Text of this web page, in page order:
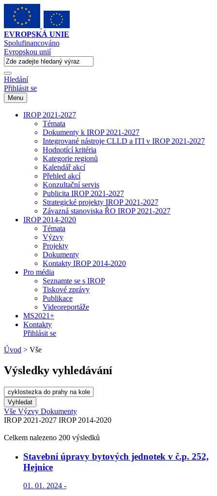
EVROPSKÁ UNIE
Spolufinancováno
Evropskou unií
Hledání
Přihlásit se
Menu
IROP 2021-2027
Témata
Dokumenty k IROP 2021-2027
Integrované nástroje CLLD a ITI v IROP 2021-2027
Hodnotící kritéria
Kategorie regionů
Kalendář akcí
Přehled akcí
Konzultační servis
Publicita IROP 2021-2027
Strategické projekty IROP 2021-2027
Závazná stanoviska ŘO IROP 2021-2027
IROP 2014-2020
Témata
Výzvy
Projekty
Dokumenty
Kontakty IROP 2014-2020
Pro média
Seznamte se s IROP
Tiskové zprávy
Publikace
Videoreportáže
MS2021+
Kontakty
Přihlásit se
Úvod > Vše
Výsledky vyhledávání
Vše Výzvy Dokumenty
IROP 2021-2027 IROP 2014-2020
Celkem nalezeno 200 výsledků
Stavební úpravy bytových jednotek v č.p. 252,
Hejnice
01. 01. 2024 -